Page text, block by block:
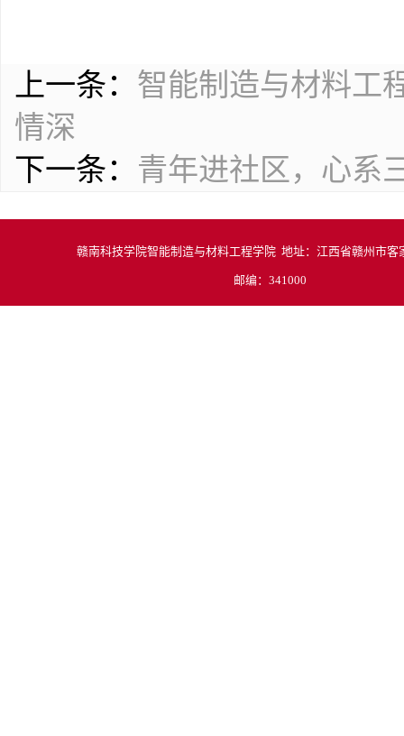
上一条： 智能制造与材料工
情深
下一条： 青年进社区，心系
赣南科技学院智能制造与材料工程学院 地址：江西省赣州市客
邮编：341000